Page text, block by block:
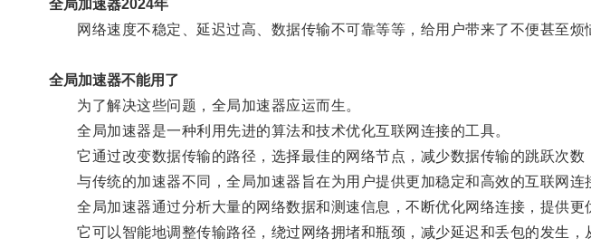
全局加速器2024年
网络速度不稳定、延迟过高、数据传输不可靠等等，给用户带来了不便甚至烦
全局加速器不能用了
为了解决这些问题，全局加速器应运而生。
全局加速器是一种利用先进的算法和技术优化互联网连接的工具。
它通过改变数据传输的路径，选择最佳的网络节点，减少数据传输的跳跃次数
与传统的加速器不同，全局加速器旨在为用户提供更加稳定和高效的互联网连
全局加速器通过分析大量的网络数据和测速信息，不断优化网络连接，提供更
它可以智能地调整传输路径，绕过网络拥堵和瓶颈，减少延迟和丢包的发生，